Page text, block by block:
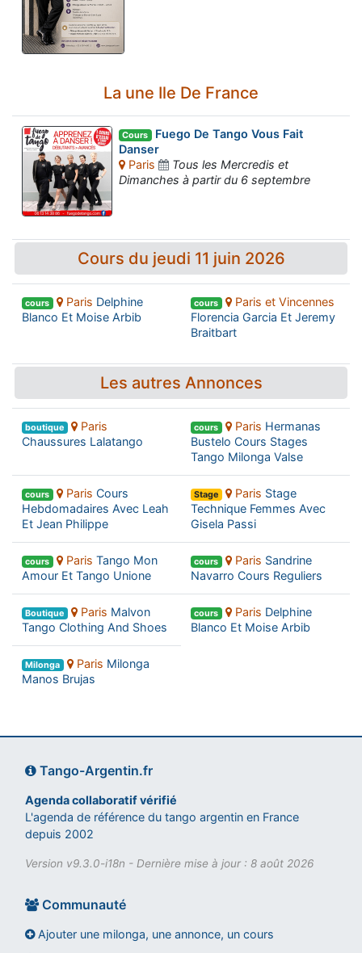
La une Ile De France
Cours Fuego De Tango Vous Fait
Danser
Paris
Tous les Mercredis et
Dimanches à partir du 6 septembre
Cours du jeudi 11 juin 2026
cours Paris Delphine
Blanco Et Moise Arbib
cours
Paris et Vincennes
Florencia Garcia Et Jeremy
Braitbart
Les autres Annonces
boutique
Paris
Chaussures Lalatango
cours Paris Hermanas
Bustelo Cours Stages
Tango Milonga Valse
cours Paris Cours
Hebdomadaires Avec Leah
Et Jean Philippe
Stage Paris Stage
Technique Femmes Avec
Gisela Passi
cours Paris Tango Mon
Amour Et Tango Unione
cours Paris Sandrine
Navarro Cours Reguliers
Boutique Paris Malvon
Tango Clothing And Shoes
cours Paris Delphine
Blanco Et Moise Arbib
Milonga Paris Milonga
Manos Brujas
Tango-Argentin.fr
Agenda collaboratif vérifié
L'agenda de référence du tango argentin en France
depuis 2002
Version v9.3.0-i18n - Dernière mise à jour : 8 août 2026
Communauté
Ajouter une milonga, une annonce, un cours